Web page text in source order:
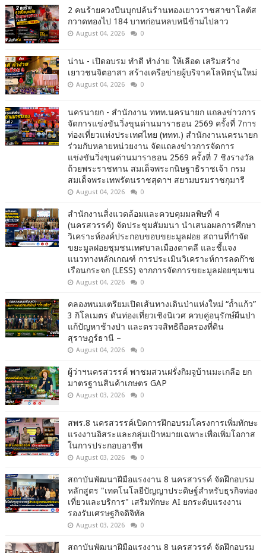
2 คนร้ายควงปืนบุกปล้นร้านทองเยาวราชสาขาโลตัส
กวาดทองไป 184 บาทก่อนหลบหนีข้ามไปลาว
August 04, 2026 0
น่าน - เปิดอบรม ทำดี ทำง่าย ให้เลือด เสริมสร้าง
เยาวชนจิตอาสา สร้างเครือข่ายผู้บริจาคโลหิตรุ่นใหม่
August 04, 2026 0
นครนายก - สำนักงาน ททท.นครนายก แถลงข่าวการ
จัดการแข่งขันวิ่งขุนด่านมาราธอน 2569 ครั้งที่ 7การ
ท่องเที่ยวแห่งประเทศไทย (ททท.) สำนักงานนครนายก
ร่วมกับหลายหน่วยงาน จัดแถลงข่าวการจัดการ
แข่งขันวิ่งขุนด่านมาราธอน 2569 ครั้งที่ 7 ชิงรางวัล
ถ้วยพระราชทาน สมเด็จพระกนิษฐาธิราชเจ้า กรม
สมเด็จพระเทพรัตนราชสุดาฯ สยามบรมราชกุมารี
August 04, 2026 0
สำนักงานสิ่งแวดล้อมและควบคุมมลพิษที่ 4
(นครสวรรค์) จัดประชุมสัมมนา นำเสนอผลการศึกษา
วิเคราะห์องค์ประกอบขอบขยะมูลฝอย สถานที่กำจัด
ขยะมูลฝอยชุมชนเทศบาลเมืองตาคลี และชี้แจง
แนวทางหลักเกณฑ์ การประเมินวิเคราะห์การลดก๊าซ
เรือนกระจก (LESS) จากการจัดการขยะมูลฝอยชุมชน
August 04, 2026 0
คลองพนมเตรียมเปิดเส้นทางเดินป่าแห่งใหม่ “ถ้ำแก้ว”
3 กิโลเมตร ดันท่องเที่ยวเชิงนิเวศ ควบคู่อนุรักษ์ผืนป่า
แก้ปัญหาช้างป่า และตรวจสิทธิถือครองที่ดิน
สุราษฎร์ธานี –
August 04, 2026 0
ผู้ว่าฯนครสวรรค์ พาชมสวนฝรั่งกิมจูบ้านมะเกลือ ยก
มาตรฐานสินค้าเกษตร GAP
August 03, 2026 0
สพร.8 นครสวรรค์เปิดการฝึกอบรมโครงการเพิ่มทักษะ
แรงงานอิสระและกลุ่มเป้าหมายเฉพาะเพื่อเพิ่มโอกาส
ในการประกอบอาชีพ
August 03, 2026 0
สถาบันพัฒนาฝีมือแรงงาน 8 นครสวรรค์ จัดฝึกอบรม
หลักสูตร "เทคโนโลยีปัญญาประดิษฐ์สำหรับธุรกิจท่อง
เที่ยวและบริการ" เสริมทักษะ AI ยกระดับแรงงาน
รองรับเศรษฐกิจดิจิทัล
August 03, 2026 0
สถาบันพัฒนาฝีมือแรงงาน 8 นครสวรรค์ จัดฝึกอบรม